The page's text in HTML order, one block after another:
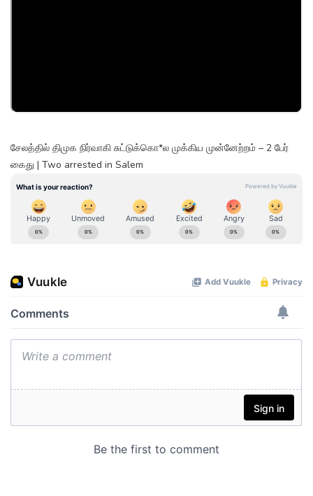
சேலத்தில் திமுக நிர்வாகி சுட்டுக்கொ*ல முக்கிய முன்னேற்றம் – 2 பேர்
கைது | Two arrested in Salem